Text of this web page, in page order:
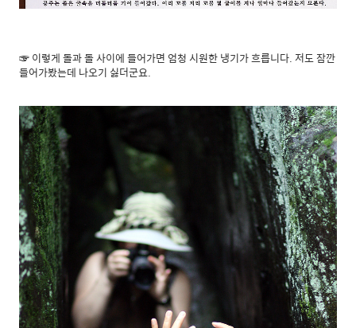
☞ 이렇게 돌과 돌 사이에 들어가면 엄청 시원한 냉기가 흐릅니다. 저도 잠깐
들어가봤는데 나오기 싫더군요.